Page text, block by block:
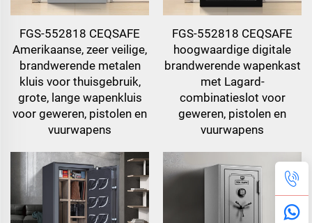
FGS-552818 CEQSAFE
Amerikaanse, zeer veilige,
brandwerende metalen
kluis voor thuisgebruik,
grote, lange wapenkluis
voor geweren, pistolen en
vuurwapens
FGS-552818 CEQSAFE
hoogwaardige digitale
brandwerende wapenkast
met Lagard-
combinatieslot voor
geweren, pistolen en
vuurwapens